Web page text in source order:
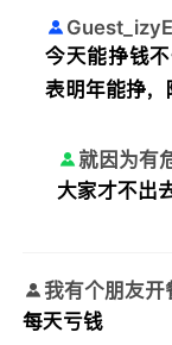
Guest_izyE
今天能挣钱
表明年能挣
就因为有
大家才不出
我有个朋友开
每天亏钱